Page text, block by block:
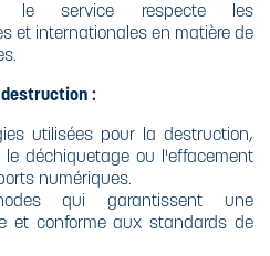
le service respecte les
et internationales en matière de
:
utilisées pour la destruction,
déchiquetage ou l'effacement
numériques.
qui garantissent une
et conforme aux standards de